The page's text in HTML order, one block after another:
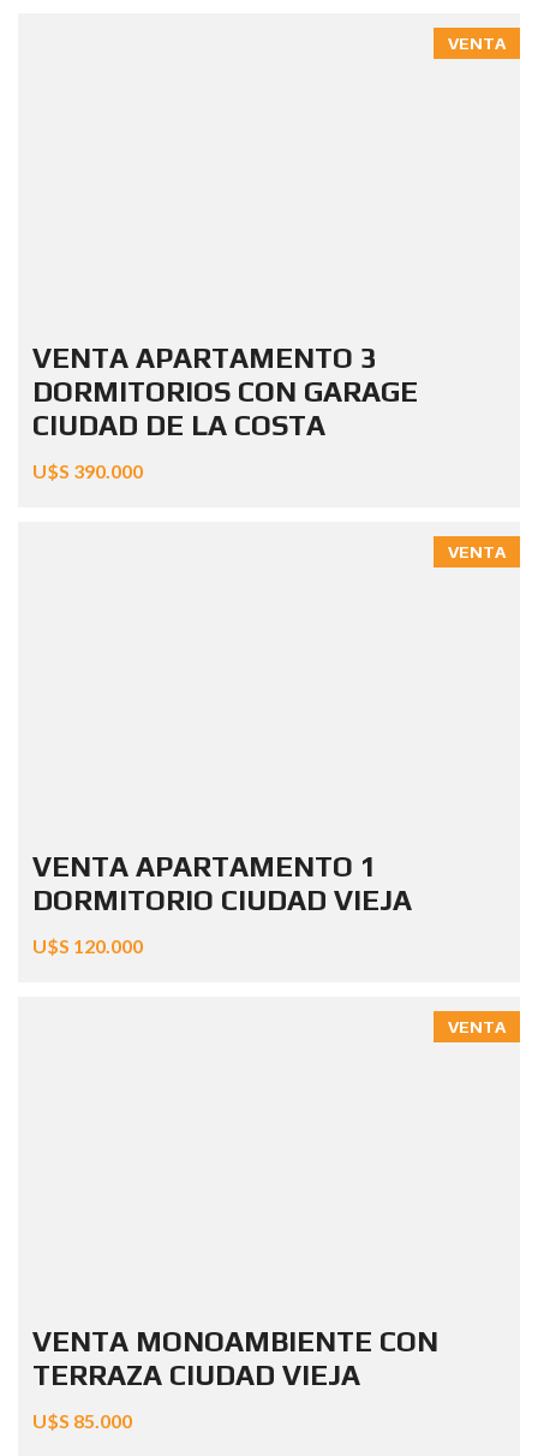
VENTA
VENTA APARTAMENTO 3
DORMITORIOS CON GARAGE
CIUDAD DE LA COSTA
U$S 390.000
VENTA
VENTA APARTAMENTO 1
DORMITORIO CIUDAD VIEJA
U$S 120.000
VENTA
VENTA MONOAMBIENTE CON
TERRAZA CIUDAD VIEJA
U$S 85.000